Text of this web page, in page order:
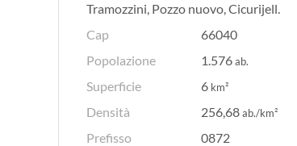
Tramozzini, Pozzo nuovo, Cicurijell.
Cap
66040
Popolazione
1.576ab.
Superficie 6 km²
Densità 256,68ab./km²
Prefisso
0872